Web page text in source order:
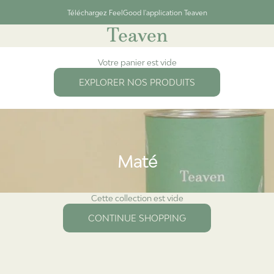
Téléchargez FeelGood l'application Teaven
Teaven
Votre panier est vide
EXPLORER NOS PRODUITS
Maté
Cette collection est vide
CONTINUE SHOPPING